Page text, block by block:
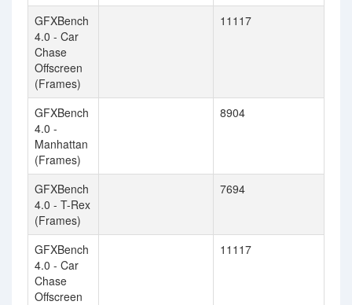
GFXBench
4.0 - Car
Chase
Offscreen
(Frames)
11117
GFXBench
4.0 -
Manhattan
(Frames)
8904
GFXBench
4.0 - T-Rex
(Frames)
7694
GFXBench
4.0 - Car
Chase
Offscreen
11117